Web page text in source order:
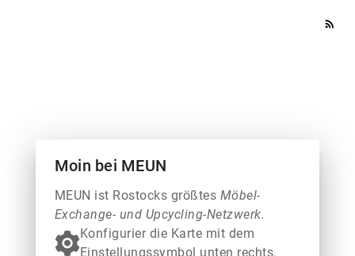
rss_feed
Moin bei MEUN
MEUN ist Rostocks größtes Möbel-
Exchange- und Upcycling-Netzwerk.
Konfigurier die Karte mit dem
Einstellungssymbol unten rechts.